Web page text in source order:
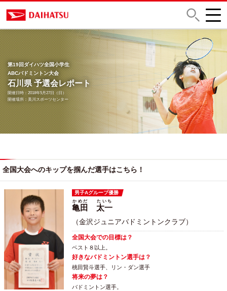
第19回ダイハツ全国小学生
ABCバドミントン大会
石川県 予選会レポート
開催日時：2018年5月27日（日）
開催場所：美川スポーツセンター
全国大会へのキップを掴んだ選手はこちら！
男子Aグループ優勝
亀田
かめだ
太一
たいち
（金沢ジュニアバドミントンクラブ）
全国大会での目標は？
ベスト８以上。
好きなバドミントン選手は？
桃田賢斗選手、リン・ダン選手
将来の夢は？
バドミントン選手。